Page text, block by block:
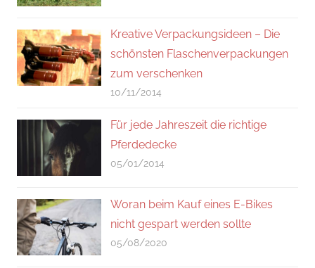
Kreative Verpackungsideen – Die
schönsten Flaschenverpackungen
zum verschenken
10/11/2014
Für jede Jahreszeit die richtige
Pferdedecke
05/01/2014
Woran beim Kauf eines E-Bikes
nicht gespart werden sollte
05/08/2020